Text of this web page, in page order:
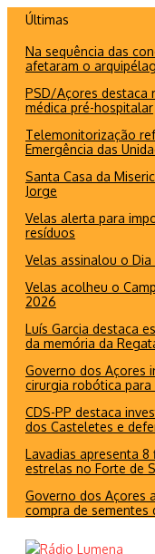
conteúdo
Últimas
Na sequência das
afetaram o
PSD/Açores destaca
médica pré-hospitalar
Telemonitorização
Emergência das
Santa Casa da
Jorge
Velas alerta para
resíduos
Velas assinalou o
Velas acolheu o
2026
Luís Garcia destaca
da memória da
Governo dos Açores
cirurgia robótica
CDS-PP destaca
dos Casteletes e
Lavadias apresenta
estrelas no Forte de
Governo dos Açores
compra de sementes